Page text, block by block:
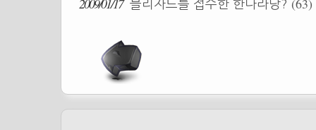
2009/01/17 블리자드를 접수한 한나라당? (63)